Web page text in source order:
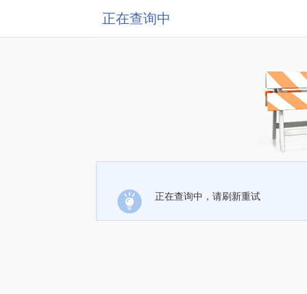
正在查询中
正在查询中，请刷新重试